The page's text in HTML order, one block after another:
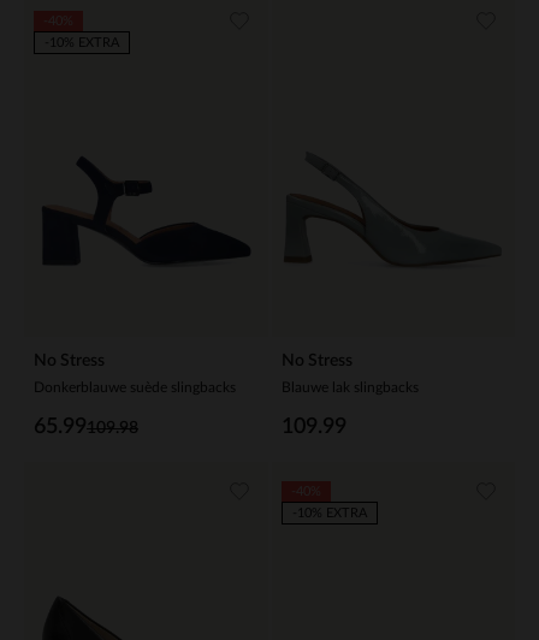
No Stress
Donkerblauwe suède slingbacks
109.98
65.99
-10% EXTRA
No Stress
Blauwe lak slingbacks
109.99
-10% EXTRA